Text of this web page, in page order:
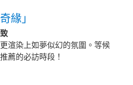
緣」
渲染上如夢似幻的氛圍。等候
薦的必訪時段！